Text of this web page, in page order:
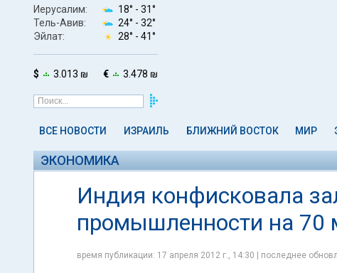
Иерусалим: 18° - 31°
Тель-Авив:
24° - 32°
Эйлат:
28° - 41°
$ 3.013 ₪ € 3.478 ₪
ВСЕ НОВОСТИ ИЗРАИЛЬ БЛИЖНИЙ ВОСТОК МИР
ЭКОНОМИКА
Индия конфисковала
промышленности на 70
время публикации: 17 апреля 2012 г., 14:30 | последнее